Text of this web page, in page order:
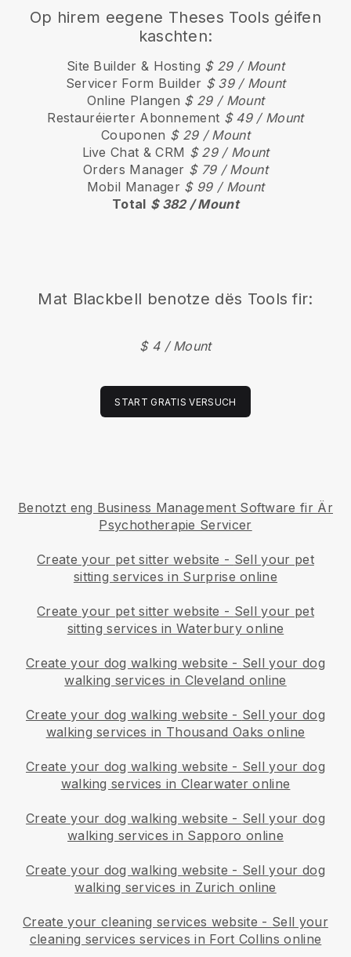
Op hirem eegene Theses Tools géifen
kaschten:
Site Builder & Hosting $ 29 / Mount
Servicer Form Builder $ 39 / Mount
Online Plangen $ 29 / Mount
Restauréierter Abonnement $ 49 / Mount
Couponen $ 29 / Mount
Live Chat & CRM $ 29 / Mount
Orders Manager $ 79 / Mount
Mobil Manager $ 99 / Mount
Total $ 382 / Mount
Mat Blackbell benotze dës Tools fir:
$ 4 / Mount
START GRATIS VERSUCH
Benotzt eng Business Management Software fir Är
Psychotherapie Servicer
Create your pet sitter website - Sell your pet
sitting services in Surprise online
Create your pet sitter website - Sell your pet
sitting services in Waterbury online
Create your dog walking website - Sell your dog
walking services in Cleveland online
Create your dog walking website - Sell your dog
walking services in Thousand Oaks online
Create your dog walking website - Sell your dog
walking services in Clearwater online
Create your dog walking website - Sell your dog
walking services in Sapporo online
Create your dog walking website - Sell your dog
walking services in Zurich online
Create your cleaning services website - Sell your
cleaning services services in Fort Collins online